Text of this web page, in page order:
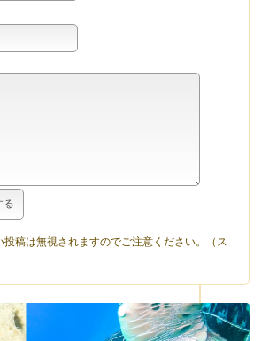
投稿は無視されますのでご注意ください。（ス